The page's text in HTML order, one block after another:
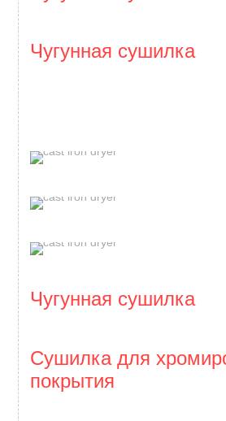
Чугунная сушилка
Чугунная сушилка
Сушилка для
покрытия